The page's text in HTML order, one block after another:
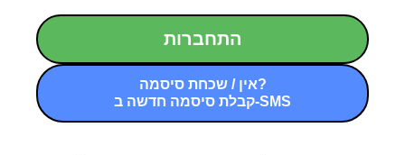
התחברות
אין / שכחת סיסמה?
קבלת סיסמה חדשה ב-SMS